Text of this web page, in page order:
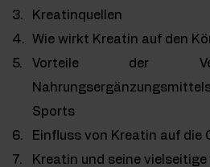
Kreatinquellen
Wie wirkt Kreatin auf den
Vorteile der
Sports
Einfluss von Kreatin auf die
Kreatin und seine vielseitige